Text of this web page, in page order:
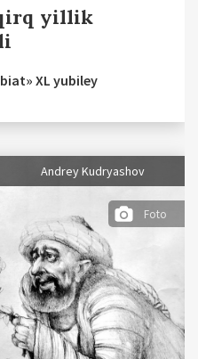
qirq yillik
XL yubilеy
Andrey Kudryashov
Foto